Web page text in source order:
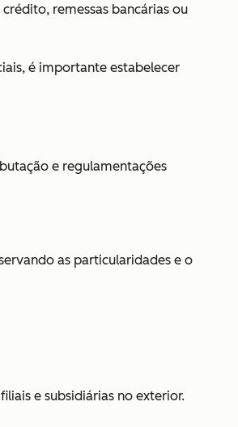
remessas bancárias ou
é importante estabelecer
e regulamentações
as particularidades e o
e subsidiárias no exterior.